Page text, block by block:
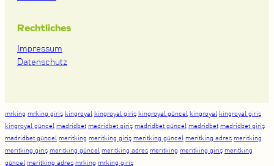
Rechtliches
Impressum
Datenschutz
mrking mrking giriş kingroyal kingroyal giriş kingroyal güncel kingroyal kingroyal giriş
kingroyal güncel madridbet madridbet giriş madridbet güncel madridbet madridbet giriş
madridbet güncel meritking meritking giriş meritking güncel meritking adres meritking
meritking giriş meritking güncel meritking adres meritking meritking giriş meritking
güncel meritking adres mrking mrking giriş